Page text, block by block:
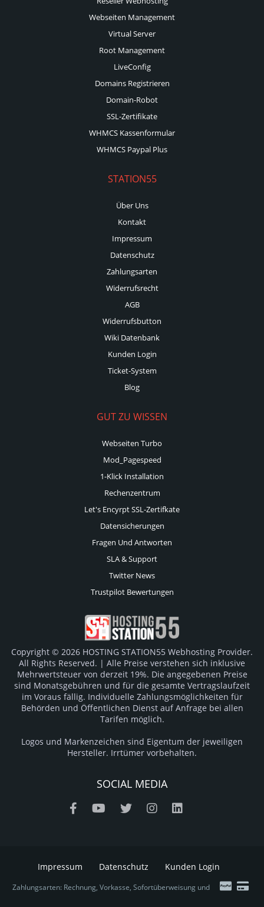
Webseiten Management
Virtual Server
Root Management
LiveConfig
Domains Registrieren
Domain-Robot
SSL-Zertifikate
WHMCS Kassenformular
WHMCS Paypal Plus
STATION55
Über Uns
Kontakt
Impressum
Datenschutz
Zahlungsarten
Widerrufsrecht
AGB
Widerrufsbutton
Wiki Datenbank
Kunden Login
Ticket-System
Blog
GUT ZU WISSEN
Webseiten Turbo
Mod_Pagespeed
1-Klick Installation
Rechenzentrum
Let's Encyrpt SSL-Zertifkate
Datensicherungen
Fragen Und Antworten
SLA & Support
Twitter News
Trustpilot Bewertungen
Copyright © 2026 HOSTING STATION55 Webhosting Provider.
All Rights Reserved. | Alle Preise verstehen sich inklusive
Mehrwertsteuer von derzeit 19%. Die angegebenen Preise
sind Monatsgebühren und für die gesamte Vertragslaufzeit
im Voraus fällig. Individuelle Zahlungsmöglichkeiten für
Behörden und Öffentlichen Dienst auf Anfrage bei allen
Tarifen möglich.
Logos und Markenzeichen sind Eigentum der jeweiligen
Hersteller. Irrtümer vorbehalten.
SOCIAL MEDIA
Impressum Datenschutz Kunden Login
Zahlungsarten: Rechnung, Vorkasse, Sofortüberweisung und